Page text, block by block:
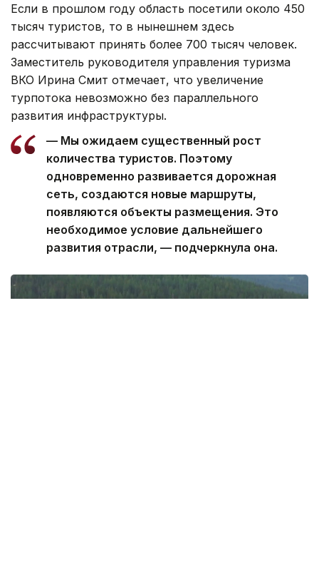
Если в прошлом году область посетили около 450
тысяч туристов, то в нынешнем здесь
рассчитывают принять более 700 тысяч человек.
Заместитель руководителя управления туризма
ВКО Ирина Смит отмечает, что увеличение
турпотока невозможно без параллельного
развития инфраструктуры.
— Мы ожидаем существенный рост
количества туристов. Поэтому
одновременно развивается дорожная
сеть, создаются новые маршруты,
появляются объекты размещения. Это
необходимое условие дальнейшего
развития отрасли, — подчеркнула она.